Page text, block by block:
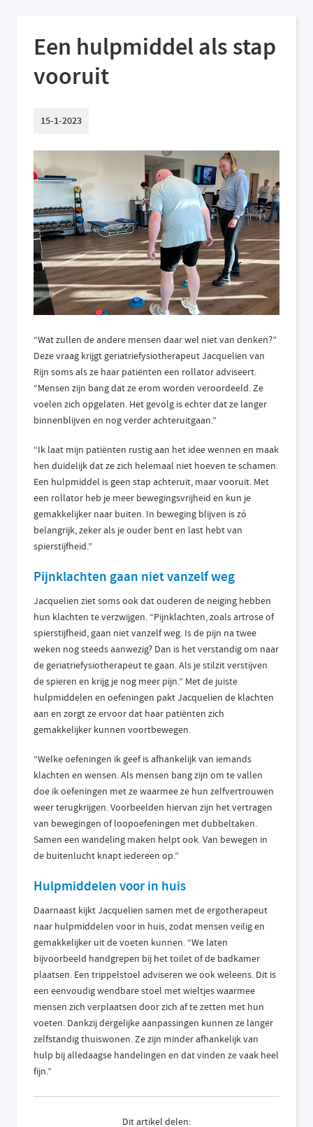
Een hulpmiddel als stap
vooruit
15-1-2023
“Wat zullen de andere mensen daar wel niet van denken?”
Deze vraag krijgt geriatriefysiotherapeut Jacquelien van
Rijn soms als ze haar patiënten een rollator adviseert.
“Mensen zijn bang dat ze erom worden veroordeeld. Ze
voelen zich opgelaten. Het gevolg is echter dat ze langer
binnenblijven en nog verder achteruitgaan.”
“Ik laat mijn patiënten rustig aan het idee wennen en maak
hen duidelijk dat ze zich helemaal niet hoeven te schamen.
Een hulpmiddel is geen stap achteruit, maar vooruit. Met
een rollator heb je meer bewegingsvrijheid en kun je
gemakkelijker naar buiten. In beweging blijven is zó
belangrijk, zeker als je ouder bent en last hebt van
spierstijfheid.”
Pijnklachten gaan niet vanzelf weg
Jacquelien ziet soms ook dat ouderen de neiging hebben
hun klachten te verzwijgen. “Pijnklachten, zoals artrose of
spierstijfheid, gaan niet vanzelf weg. Is de pijn na twee
weken nog steeds aanwezig? Dan is het verstandig om naar
de geriatriefysiotherapeut te gaan. Als je stilzit verstijven
de spieren en krijg je nog meer pijn.” Met de juiste
hulpmiddelen en oefeningen pakt Jacquelien de klachten
aan en zorgt ze ervoor dat haar patiënten zich
gemakkelijker kunnen voortbewegen.
“Welke oefeningen ik geef is afhankelijk van iemands
klachten en wensen. Als mensen bang zijn om te vallen
doe ik oefeningen met ze waarmee ze hun zelfvertrouwen
weer terugkrijgen. Voorbeelden hiervan zijn het vertragen
van bewegingen of loopoefeningen met dubbeltaken.
Samen een wandeling maken helpt ook. Van bewegen in
de buitenlucht knapt iedereen op.”
Hulpmiddelen voor in huis
Daarnaast kijkt Jacquelien samen met de ergotherapeut
naar hulpmiddelen voor in huis, zodat mensen veilig en
gemakkelijker uit de voeten kunnen. “We laten
bijvoorbeeld handgrepen bij het toilet of de badkamer
plaatsen. Een trippelstoel adviseren we ook weleens. Dit is
een eenvoudig wendbare stoel met wieltjes waarmee
mensen zich verplaatsen door zich af te zetten met hun
voeten. Dankzij dergelijke aanpassingen kunnen ze langer
zelfstandig thuiswonen. Ze zijn minder afhankelijk van
hulp bij alledaagse handelingen en dat vinden ze vaak heel
fijn.”
Dit artikel delen: